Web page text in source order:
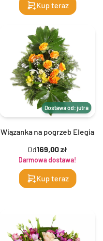
Kup teraz
Dostawa od: jutra
Wiązanka na pogrzeb Elegia
Od169,00 zł
Darmowa dostawa!
Kup teraz